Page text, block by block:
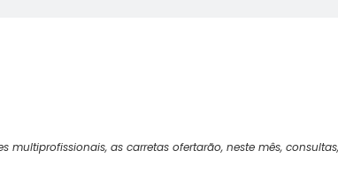
as carretas ofertarão, neste mês,